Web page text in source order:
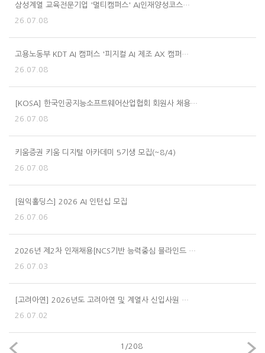
삼성계열 교육전문기업 '멀티캠퍼스' AI인재양성코스…
26.07.08
고용노동부 KDT AI 캠퍼스 '피지컬 AI 제조 AX 캠퍼…
26.07.08
[KOSA] 한국인공지능소프트웨어산업협회 회원사 채용…
26.07.08
키움증권 키움 디지털 아카데미 5기생 모집(~8/4)
26.07.08
[원익홀딩스] 2026 AI 인턴십 모집
26.07.06
2026년 제2차 인재채용[NCS기반 능력중심 블라인드 …
26.07.03
[고려아연] 2026년도 고려아연 및 계열사 신입사원 …
26.07.02
1 /208